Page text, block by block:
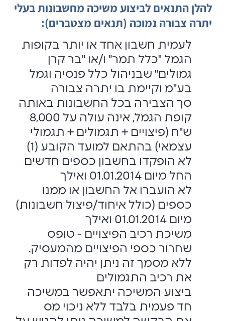
להלן התנאים לביצוע משיכה מחשבונות בעלי
יתרה צבורה נמוכה (תנאים מצטברים):
לעמית חשבון אחד או יותר בקופות
הגמל "כלל תמר" ו/או "בר קרן
גמולים" שבניהול כלל פנסיה וגמל
בע"מ וקיימת בו יתרה צבורה
סך הצבירה בכל החשבונות באותה
קופת הגמל, אינה עולה על 8,000
ש"ח (פיצויים + תגמולים + תגמולי
עצמאי) בהתאם למועד הקובע (1)
לא הופקדו בחשבון כספים חדשים
החל מיום 01.01.2014 ואילך
לא הועברו אל החשבון או ממנו
כספים (כולל איחוד/פיצול חשבונות)
מיום 01.01.2014 ואילך
משיכת רכיב הפיצויים - טופס
שחרור כספי הפיצויים מהמעסיק.
ללא מסמך זה ניתן יהיה לפדות רק
את רכיב התגמולים
ביצוע המשיכה יתאפשר במשיכה
חד פעמית בלבד ללא ניכוי מס